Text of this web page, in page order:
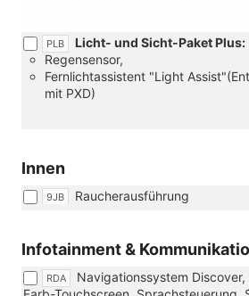
PLB
Licht- und Sicht-Paket Plus:
Regensensor,
Fernlichtassistent "Light
mit PXD)
Innen
9JB Raucherausführung
Infotainment &
RDA
Navigationssystem